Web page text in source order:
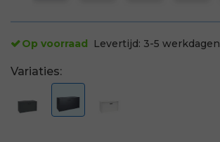
Op voorraad Levertijd: 3-5 werkdagen
Variaties: